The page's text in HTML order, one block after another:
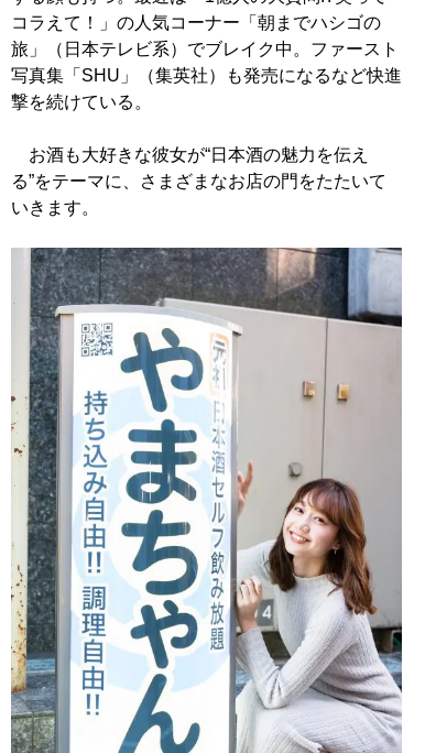
コラえて！」の人気コーナー「朝までハシゴの
旅」（日本テレビ系）でブレイク中。ファースト
写真集「SHU」（集英社）も発売になるなど快進
撃を続けている。
お酒も大好きな彼女が“日本酒の魅力を伝え
る”をテーマに、さまざまなお店の門をたたいて
いきます。